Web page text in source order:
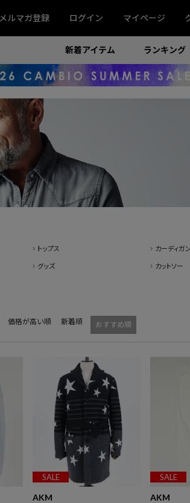
メルマガ登録 ログイン マイページ
新着アイテム ランキング
トップス カーディガン
グッズ カットソー
価格が高い順 新着順 おすすめ順
SALE
AKM
SALE
AKM